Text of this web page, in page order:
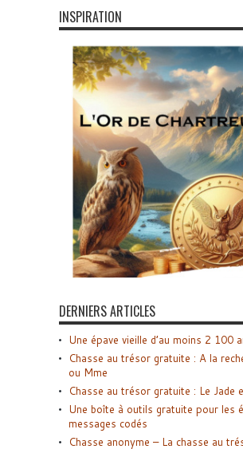
INSPIRATION
DERNIERS ARTICLES
Une épave vieille d’au moins 2 100
Chasse au trésor gratuite : A la
ou Mme
Chasse au trésor gratuite : Le Jade
Une boîte à outils gratuite pour les
messages codés
Chasse anonyme – La chasse au